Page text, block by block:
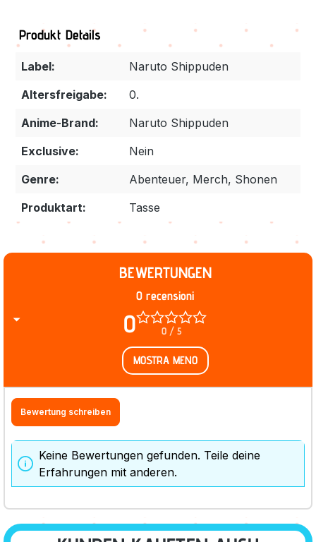
Produkt Details
Label:
Naruto Shippuden
Altersfreigabe:
0.
Anime-Brand:
Naruto Shippuden
Exclusive:
Nein
Genre:
Abenteuer, Merch, Shonen
Produktart:
Tasse
BEWERTUNGEN
0 0 / 5
0 recensioni
MOSTRA MENO
Bewertung schreiben
Keine Bewertungen gefunden. Teile deine
Erfahrungen mit anderen.